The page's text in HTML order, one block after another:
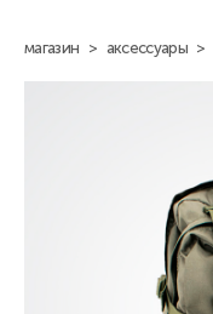
магазин > аксессуары >